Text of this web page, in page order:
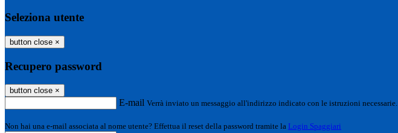
Seleziona utente
button close ×
Recupero password
button close ×
E-mail Verrà inviato un messaggio all'indirizzo indicato con le istruzioni necessarie.
Non hai una e-mail associata al nome utente? Effettua il reset della password tramite la Login Spaggiari